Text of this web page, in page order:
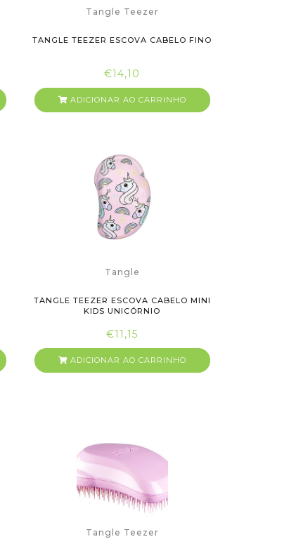
Tangle Teezer
TANGLE TEEZER ESCOVA CABELO FINO
€14,10
ADICIONAR AO CARRINHO
Tangle
TANGLE TEEZER ESCOVA CABELO MINI
KIDS UNICÓRNIO
€11,15
ADICIONAR AO CARRINHO
Tangle Teezer